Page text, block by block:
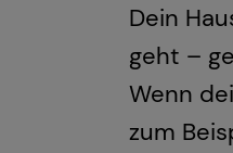
Dein
geht –
Wenn
zum